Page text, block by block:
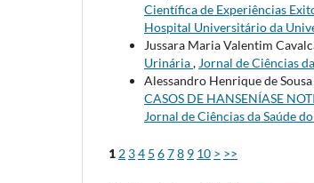
Científica de Experiências
Hospital Universitário da
Jussara Maria Valentim
Urinária, Jornal de Ciências
Alessandro Henrique de
CASOS DE HANSENÍASE
Jornal de Ciências da Saúde
1 2 34 5 678 9 10 > >>